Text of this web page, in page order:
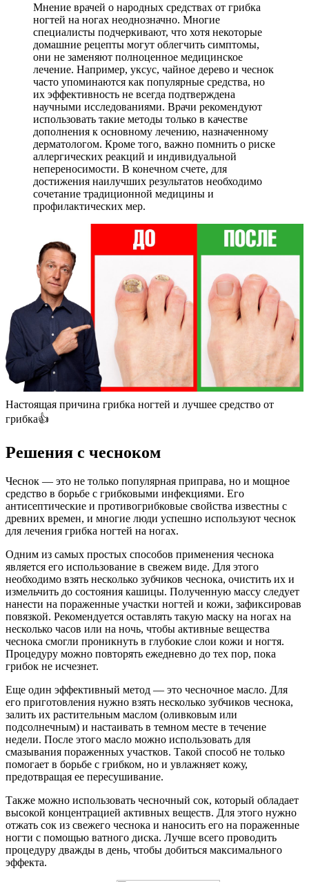
Мнение врачей о народных средствах от грибка
ногтей на ногах неоднозначно. Многие
специалисты подчеркивают, что хотя некоторые
домашние рецепты могут облегчить симптомы,
они не заменяют полноценное медицинское
лечение. Например, уксус, чайное дерево и чеснок
часто упоминаются как популярные средства, но
их эффективность не всегда подтверждена
научными исследованиями. Врачи рекомендуют
использовать такие методы только в качестве
дополнения к основному лечению, назначенному
дерматологом. Кроме того, важно помнить о риске
аллергических реакций и индивидуальной
непереносимости. В конечном счете, для
достижения наилучших результатов необходимо
сочетание традиционной медицины и
профилактических мер.
Настоящая причина грибка ногтей и лучшее средство от
грибка👍
Решения с чесноком
Чеснок — это не только популярная приправа, но и мощное
средство в борьбе с грибковыми инфекциями. Его
антисептические и противогрибковые свойства известны с
древних времен, и многие люди успешно используют чеснок
для лечения грибка ногтей на ногах.
Одним из самых простых способов применения чеснока
является его использование в свежем виде. Для этого
необходимо взять несколько зубчиков чеснока, очистить их и
измельчить до состояния кашицы. Полученную массу следует
нанести на пораженные участки ногтей и кожи, зафиксировав
повязкой. Рекомендуется оставлять такую маску на ногах на
несколько часов или на ночь, чтобы активные вещества
чеснока смогли проникнуть в глубокие слои кожи и ногтя.
Процедуру можно повторять ежедневно до тех пор, пока
грибок не исчезнет.
Еще один эффективный метод — это чесночное масло. Для
его приготовления нужно взять несколько зубчиков чеснока,
залить их растительным маслом (оливковым или
подсолнечным) и настаивать в темном месте в течение
недели. После этого масло можно использовать для
смазывания пораженных участков. Такой способ не только
помогает в борьбе с грибком, но и увлажняет кожу,
предотвращая ее пересушивание.
Также можно использовать чесночный сок, который обладает
высокой концентрацией активных веществ. Для этого нужно
отжать сок из свежего чеснока и наносить его на пораженные
ногти с помощью ватного диска. Лучше всего проводить
процедуру дважды в день, чтобы добиться максимального
эффекта.